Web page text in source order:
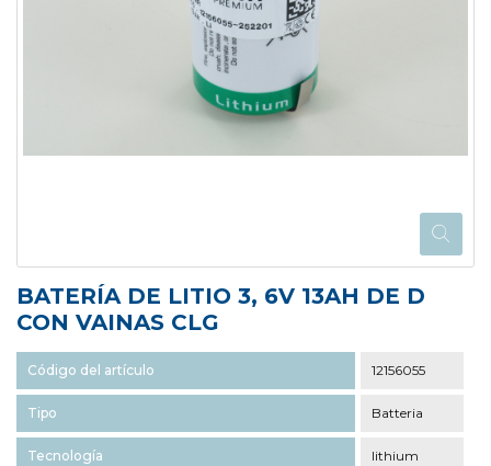
BATERÍA DE LITIO 3, 6V 13AH DE D
CON VAINAS CLG
Código del artículo 12156055
Tipo Batteria
Tecnología lithium